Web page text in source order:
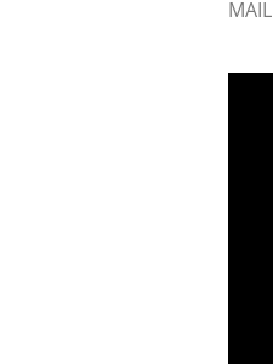
MAIL